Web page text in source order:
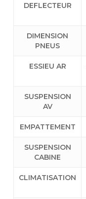
DEFLECTEUR
DIMENSION
PNEUS
ESSIEU AR
SUSPENSION
AV
EMPATTEMENT
SUSPENSION
CABINE
CLIMATISATION